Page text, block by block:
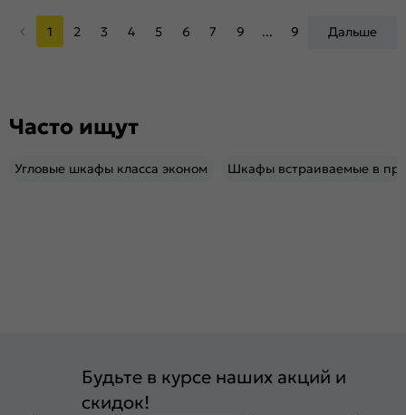
1 2 3 4 5 6 7 9 ... 9 Дальше
Часто ищут
Угловые шкафы класса эконом Шкафы встраиваемые в
Будьте в курсе наших акций и
скидок!